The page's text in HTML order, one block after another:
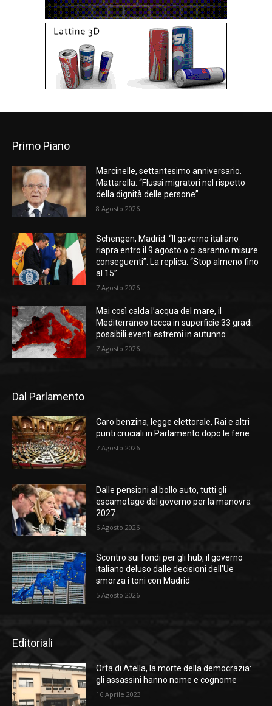
Primo Piano
Marcinelle, settantesimo anniversario.
Mattarella: “Flussi migratori nel rispetto
della dignità delle persone”
8 Agosto 2026
Schengen, Madrid: “Il governo italiano
riapra entro il 9 agosto o ci saranno misure
conseguenti”. La replica: “Stop almeno fino
al 15”
7 Agosto 2026
Mai così calda l’acqua del mare, il
Mediterraneo tocca in superficie 33 gradi:
possibili eventi estremi in autunno
7 Agosto 2026
Dal Parlamento
Caro benzina, legge elettorale, Rai e altri
punti cruciali in Parlamento dopo le ferie
7 Agosto 2026
Dalle pensioni al bollo auto, tutti gli
escamotage del governo per la manovra
2027
6 Agosto 2026
Scontro sui fondi per gli hub, il governo
italiano deluso dalle decisioni dell’Ue
smorza i toni con Madrid
5 Agosto 2026
Editoriali
Orta di Atella, la morte della democrazia:
gli assassini hanno nome e cognome
16 Aprile 2023